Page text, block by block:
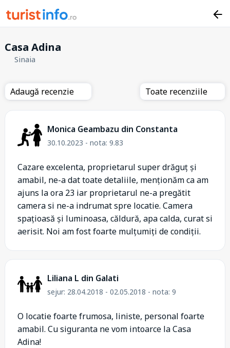
Casa Adina
Sinaia
Adaugă recenzie Toate recenziile
Monica Geambazu din Constanta
30.10.2023 - nota: 9.83
Cazare excelenta, proprietarul super drăguț și
amabil, ne-a dat toate detaliile, menționăm ca am
ajuns la ora 23 iar proprietarul ne-a pregătit
camera si ne-a indrumat spre locatie. Camera
spațioasă și luminoasa, căldură, apa calda, curat si
aerisit. Noi am fost foarte mulțumiți de condiții.
Liliana L din Galati
sejur: 28.04.2018 - 02.05.2018 - nota: 9
O locatie foarte frumosa, liniste, personal foarte
amabil. Cu siguranta ne vom intoarce la Casa
Adina!